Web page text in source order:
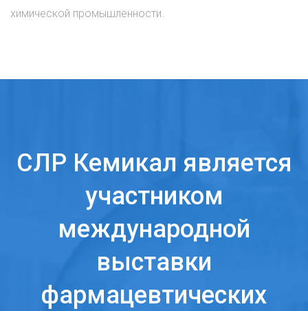
химической промышленности.
СЛР Кемикал является
участником
международной
выставки
фармацевтических